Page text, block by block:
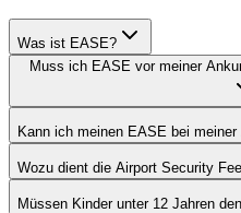
Was ist EASE?
Muss ich EASE vor meiner
Kann ich meinen EASE bei
Wozu dient die Airport Security
Müssen Kinder unter 12 Jahren